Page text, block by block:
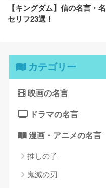
【キングダム】信の名言・名
セリフ23選！
カテゴリー
映画の名言
ドラマの名言
漫画・アニメの名言
推しの子
鬼滅の刃